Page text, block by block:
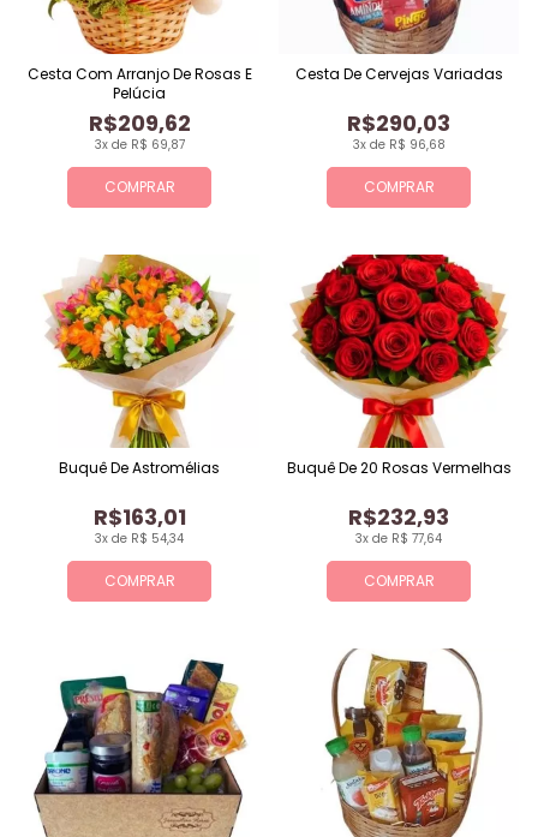
COMPRAR
3x de R$ 69,87
R$209,62
Cesta Com Arranjo De Rosas E
Pelúcia
COMPRAR
3x de R$ 96,68
R$290,03
Cesta De Cervejas Variadas
COMPRAR
3x de R$ 54,34
R$163,01
Buquê De Astromélias
COMPRAR
3x de R$ 77,64
R$232,93
Buquê De 20 Rosas Vermelhas